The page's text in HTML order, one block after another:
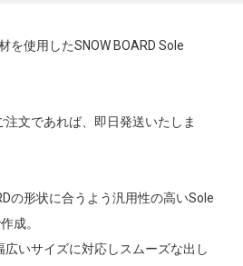
を使用したSNOW BOARD Sole
文であれば、即日発送いたしま
の形状に合うよう汎用性の高いSole
成。
いサイズに対応しスムーズな出し